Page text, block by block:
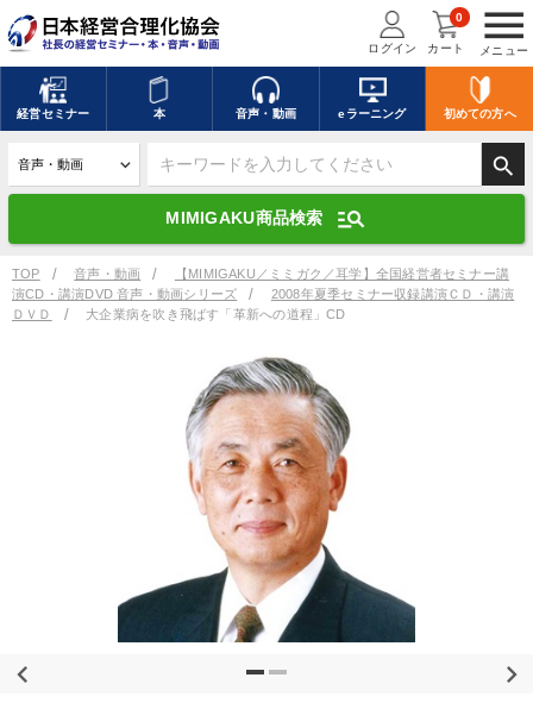
menu
メニュー
ログイン カート
0
経営セミナー 本 音声・動画 eラーニング 初めての方へ
search
MIMIGAKU商品検索 manage_search
キーワードを入力して探す
デジタル版対応のみ検索結果に表示する
search 上記の条件で検索
全国経営者セミナー講演収録物（全1315タイトル）からお探しいただけ
事業家のロマンと経営
若手異才経営者の発想 専門家のアドバイス
リーダーの器量を学ぶ
TOP 音声・動画
【MIMIGAKU／ミミガク／耳学】全国経営者セミナー講
演CD・講演DVD 音声・動画シリーズ
2008年夏季セミナー収録講演ＣＤ・講演
ＤＶＤ
大企業病を吹き飛ばす「革新への道程」CD